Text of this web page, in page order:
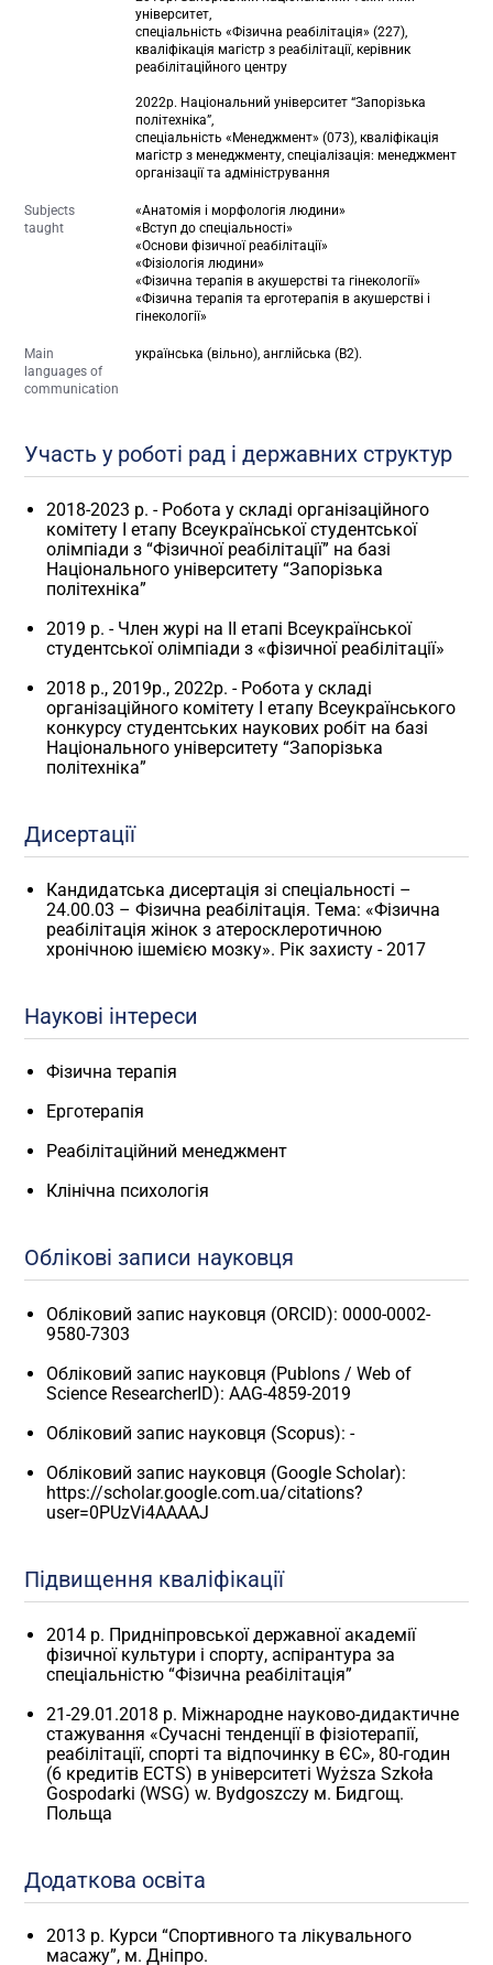
університет,
спеціальність «Фізична реабілітація» (227),
кваліфікація магістр з реабілітації, керівник
реабілітаційного центру
2022р. Національний університет “Запорізька
політехніка”,
спеціальність «Менеджмент» (073), кваліфікація
магістр з менеджменту, спеціалізація: менеджмент
організації та адміністрування
Subjects
taught
«Анатомія і морфологія людини»
«Вступ до спеціальності»
«Основи фізичної реабілітації»
«Фізіологія людини»
«Фізична терапія в акушерстві та гінекології»
«Фізична терапія та ерготерапія в акушерстві і
гінекології»
Main
languages of
communication
українська (вільно), англійська (В2).
Участь у роботі рад і державних структур
2018-2023 р. - Робота у складі організаційного
комітету І етапу Всеукраїнської студентської
олімпіади з “Фізичної реабілітації” на базі
Національного університету “Запорізька
політехніка”
2019 р. - Член журі на ІІ етапі Всеукраїнської
студентської олімпіади з «фізичної реабілітації»
2018 р., 2019р., 2022р. - Робота у складі
організаційного комітету І етапу Всеукраїнського
конкурсу студентських наукових робіт на базі
Національного університету “Запорізька
політехніка”
Дисертації
Кандидатська дисертація зі спеціальності –
24.00.03 – Фізична реабілітація. Тема: «Фізична
реабілітація жінок з атеросклеротичною
хронічною ішемією мозку». Рік захисту - 2017
Наукові інтереси
Фізична терапія
Ерготерапія
Реабілітаційний менеджмент
Клінічна психологія
Облікові записи науковця
Обліковий запис науковця (ORCID): 0000-0002-
9580-7303
Обліковий запис науковця (Publons / Web of
Science ResearcherID): AAG-4859-2019
Обліковий запис науковця (Scopus): -
Обліковий запис науковця (Google Scholar):
https://scholar.google.com.ua/citations?
user=0PUzVi4AAAAJ
Підвищення кваліфікації
2014 р. Придніпровської державної академії
фізичної культури і спорту, аспірантура за
спеціальністю “Фізична реабілітація”
21-29.01.2018 р. Міжнародне науково-дидактичне
стажування «Сучасні тенденції в фізіотерапії,
реабілітації, спорті та відпочинку в ЄС», 80-годин
(6 кредитів ECTS) в університеті Wyższa Szkoła
Gospodarki (WSG) w. Bydgoszczy м. Бидгощ.
Польща
Додаткова освіта
2013 р. Курси “Спортивного та лікувального
масажу”, м. Дніпро.